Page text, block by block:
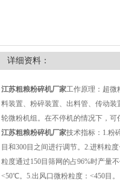
详细资料：
江苏粗粮粉碎机厂家工作原理：超微
料装置、粉碎装置、出料管、传动
轮微粉机组。在不停机的情况下，
江苏粗粮粉碎机厂家技术指标：1.粉
目和300目之间进行调节。2.进料粒
粒度通过150目筛网的占96%时产量
<50℃。5.出风口微粉粒度：<450目。